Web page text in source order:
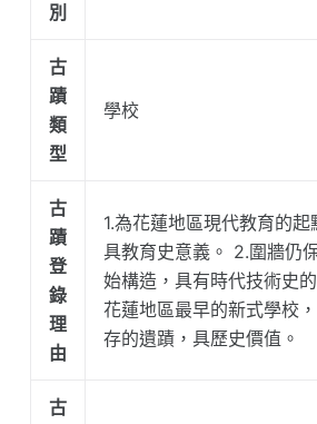
別
古
蹟
類
型
學校
古
蹟
登
錄
理
由
1.為花蓮地區現代教育的起
具教育史意義。 2.圍牆仍
始構造，具有時代技術史
花蓮地區最早的新式學校
存的遺蹟，具歷史價值。
古